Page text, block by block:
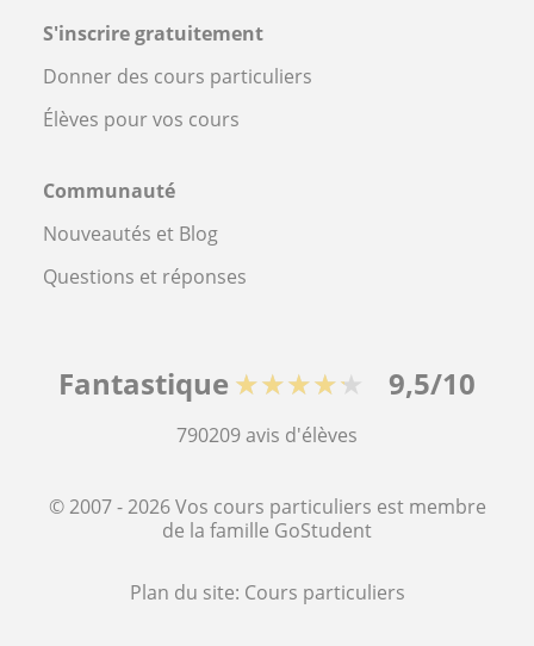
S'inscrire gratuitement
Donner des cours particuliers
Élèves pour vos cours
Communauté
Nouveautés et Blog
Questions et réponses
Fantastique ★★★★★ 9,5/10
790209avis d'élèves
© 2007 - 2026 Vos cours particuliers est membre
de la famille GoStudent
Plan du site: Cours particuliers